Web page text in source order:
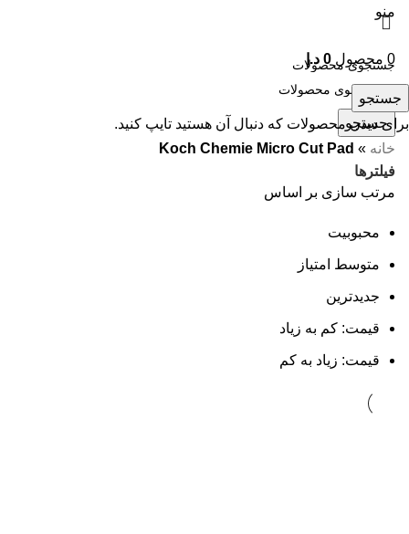
منو
0 محصول 0 د.إ
جستجو
خانه »
Koch Chemie Micro Cut Pad
فیلترها
مرتب سازی بر اساس
محبوبیت
متوسط امتیاز
جدیدترین
قیمت: کم به زیاد
قیمت: زیاد به کم
جستجو
برای دیدن محصولات که دنبال آن هستید تایپ کنید.